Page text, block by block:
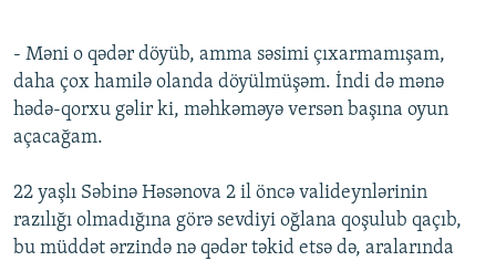
XƏBƏR BÜLLETENLƏRIMIZ
- Məni o qədər döyüb, amma səsimi çıxarmamışam,
daha çox hamilə olanda döyülmüşəm. İndi də mənə
hədə-qorxu gəlir ki, məhkəməyə versən başına oyun
açacağam.
22 yaşlı Səbinə Həsənova 2 il öncə valideynlərinin
razılığı olmadığına görə sevdiyi oğlana qoşulub qaçıb,
bu müddət ərzində nə qədər təkid etsə də, aralarında